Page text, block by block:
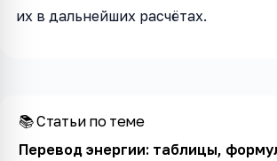
их в дальнейших расчётах.
📚 Статьи по теме
Перевод энергии: таблицы,